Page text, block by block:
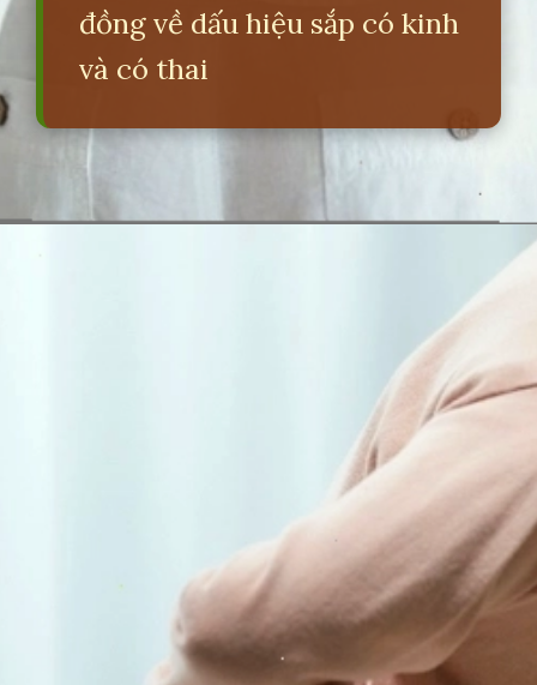
đồng về dấu hiệu sắp có kinh
và có thai
https://erci.edu.vn/phan-biet-dau-nguc-kinh-va-dau-nguc-co-thai